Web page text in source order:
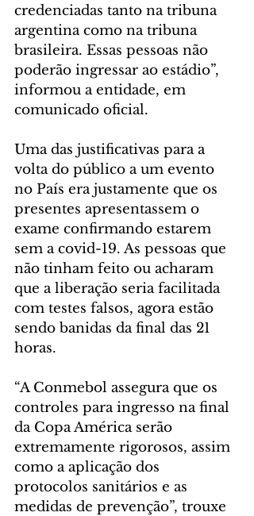
credenciadas tanto na tribuna
argentina como na tribuna
brasileira. Essas pessoas não
poderão ingressar ao estádio”,
informou a entidade, em
comunicado oficial.
Uma das justificativas para a
volta do público a um evento
no País era justamente que os
presentes apresentassem o
exame confirmando estarem
sem a covid-19. As pessoas que
não tinham feito ou acharam
que a liberação seria facilitada
com testes falsos, agora estão
sendo banidas da final das 21
horas.
“A Conmebol assegura que os
controles para ingresso na final
da Copa América serão
extremamente rigorosos, assim
como a aplicação dos
protocolos sanitários e as
medidas de prevenção”, trouxe